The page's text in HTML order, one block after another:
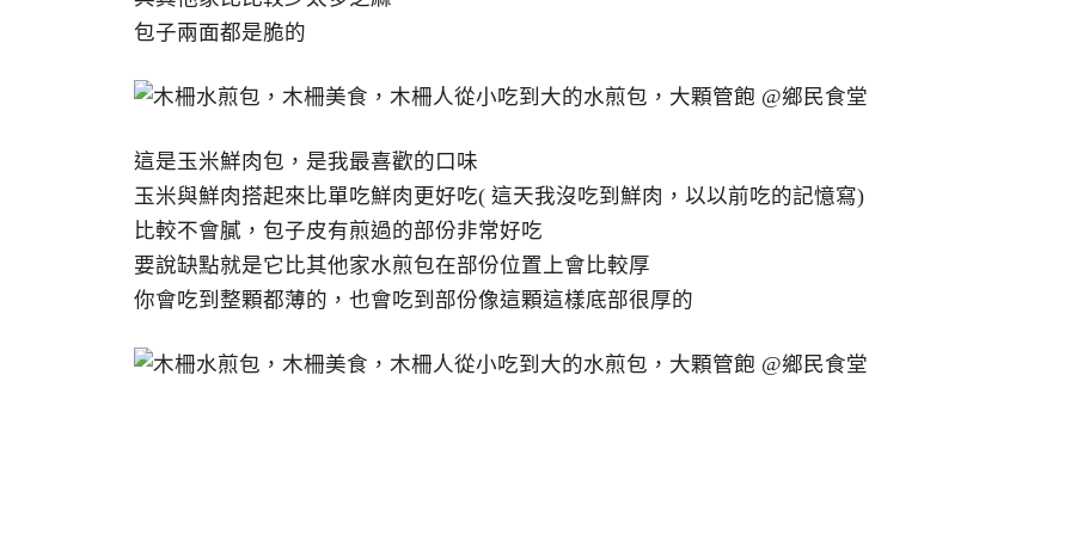
包子兩面都是脆的
這是玉米鮮肉包，是我最喜歡的口味
玉米與鮮肉搭起來比單吃鮮肉更好吃( 這天我沒吃到鮮肉，以以前吃的記憶寫)
比較不會膩，包子皮有煎過的部份非常好吃
要說缺點就是它比其他家水煎包在部份位置上會比較厚
你會吃到整顆都薄的，也會吃到部份像這顆這樣底部很厚的